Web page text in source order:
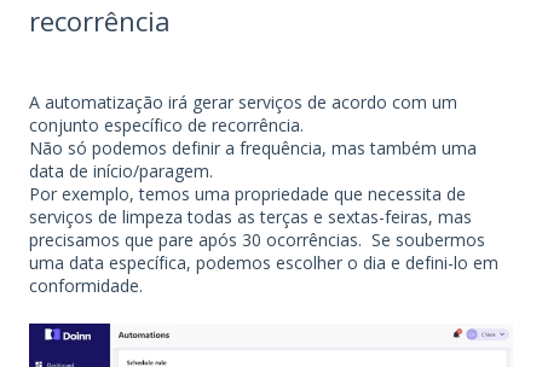
recorrência
A automatização irá gerar serviços de acordo com um
conjunto específico de recorrência.
Não só podemos definir a frequência, mas também uma
data de início/paragem.
Por exemplo, temos uma propriedade que necessita de
serviços de limpeza todas as terças e sextas-feiras, mas
precisamos que pare após 30 ocorrências. Se soubermos
uma data específica, podemos escolher o dia e defini-lo em
conformidade.